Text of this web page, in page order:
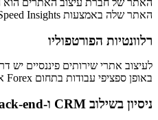
האתר שלה באמצעות Google PageSpeed Insights — חברה שלא אופטימיזציה את האתר שלה עצמה לביצועים סביר שלא תעדיף זאת עבור שלכם.
רלוונטיות הפורטפוליו
באופן ספציפי עבודות בתחום Forex או שירותים פיננסיים. חברה שבנתה מאה אתרי e-commerce ואתר ברוקראז' אחד היא הצעה שונה מחברה שבנתה עשרים אתרי ברוקראז'.
ניסיון בשילוב CRM ו-back-end